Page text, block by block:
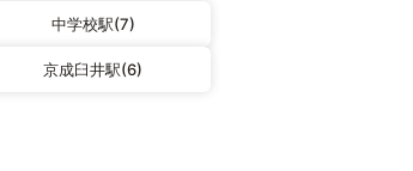
中学校駅(7)
京成臼井駅(6)